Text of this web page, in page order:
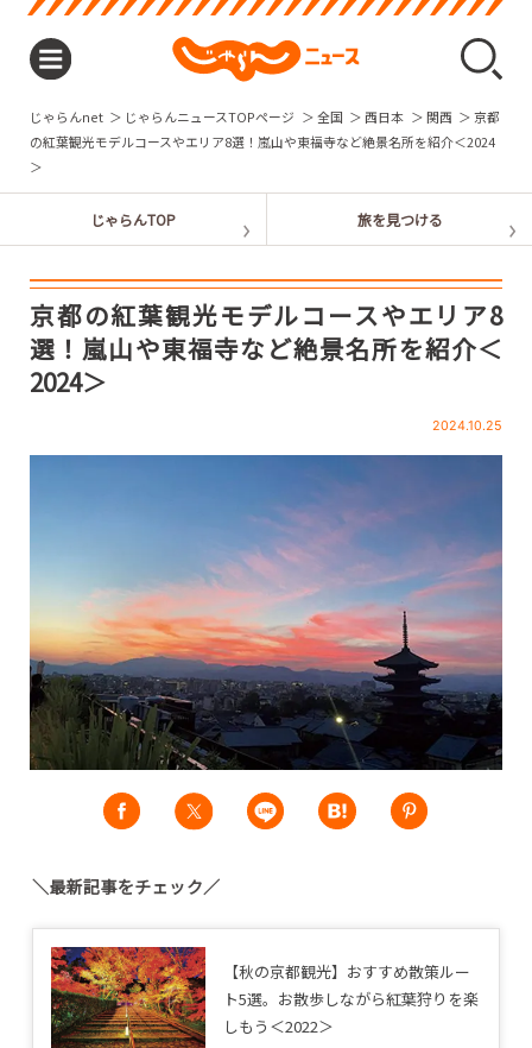
じゃらんnet じゃらんニュースTOPページ 全国 西日本 関西
京都
の紅葉観光モデルコースやエリア8選！嵐山や東福寺など絶景名所を紹介＜2024
＞
2024.10.25
京都の紅葉観光モデルコースやエリア8
選！嵐山や東福寺など絶景名所を紹介＜
2024＞
＼最新記事をチェック／
【秋の京都観光】おすすめ散策ルー
ト5選。お散歩しながら紅葉狩りを楽
しもう＜2022＞